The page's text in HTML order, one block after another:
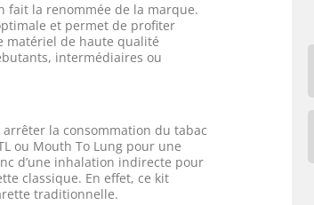
fait la renommée de la marque.
et permet de profiter
matériel de haute qualité
intermédiaires ou
la consommation du tabac
ou Mouth To Lung pour une
d’une inhalation indirecte pour
classique. En effet, ce kit
traditionnelle.